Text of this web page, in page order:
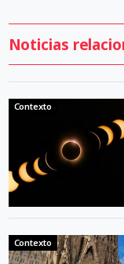
Noticias
Contexto
Contexto